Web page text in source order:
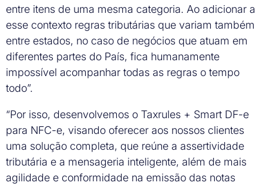
entre itens de uma mesma categoria. Ao adicionar a
esse contexto regras tributárias que variam também
entre estados, no caso de negócios que atuam em
diferentes partes do País, fica humanamente
impossível acompanhar todas as regras o tempo
todo”.
“Por isso, desenvolvemos o Taxrules + Smart DF-e
para NFC-e, visando oferecer aos nossos clientes
uma solução completa, que reúne a assertividade
tributária e a mensageria inteligente, além de mais
agilidade e conformidade na emissão das notas